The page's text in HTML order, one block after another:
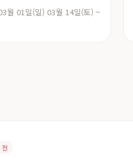
월 01일(일) 03월 14일(토) ~